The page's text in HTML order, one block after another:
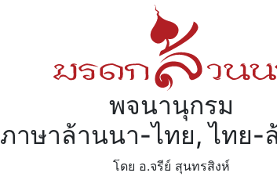
พจนานุกรม
ภาษาล้านนา-ไทย, ไทย-
โดย อ.จรีย์​ สุนทรสิงห์